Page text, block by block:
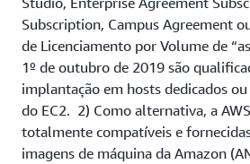
Subscription, Campus Agreement
de Licenciamento por Volume de
1º de outubro de 2019 são
implantação em hosts dedicados
do EC2. 2) Como alternativa, a
totalmente compatíveis e
imagens de máquina da Amazon